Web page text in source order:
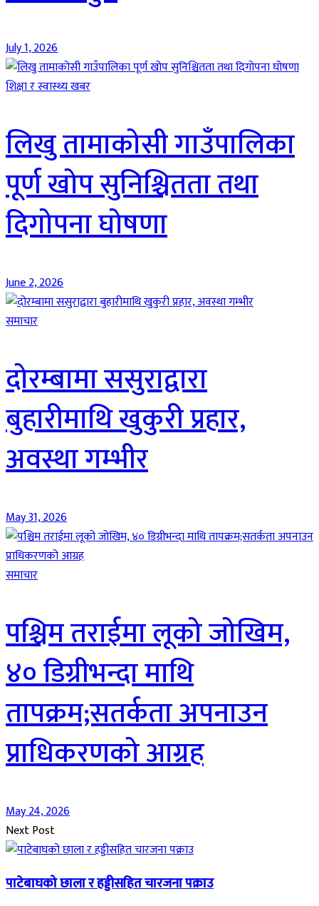
July 1, 2026
शिक्षा र स्वास्थ्य खबर
लिखु तामाकोसी गाउँपालिका
पूर्ण खोप सुनिश्चितता तथा
दिगोपना घोषणा
June 2, 2026
समाचार
दोरम्बामा ससुराद्वारा
बुहारीमाथि खुकुरी प्रहार,
अवस्था गम्भीर
May 31, 2026
समाचार
पश्चिम तराईमा लूको जोखिम,
४० डिग्रीभन्दा माथि
तापक्रम;सतर्कता अपनाउन
प्राधिकरणको आग्रह
May 24, 2026
Next Post
पाटेबाघको छाला र हड्डीसहित चारजना पक्राउ